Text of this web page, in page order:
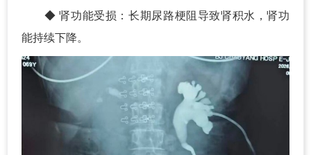
◆ 肾功能受损：长期尿路梗阻导致肾积水，肾功
能持续下降。